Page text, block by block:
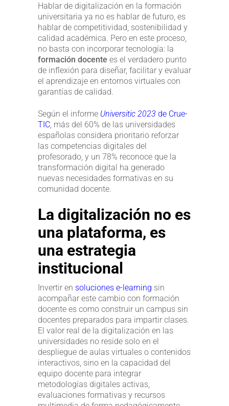
Hablar de digitalización en la formación
universitaria ya no es hablar de futuro, es
hablar de competitividad, sostenibilidad y
calidad académica. Pero en este proceso,
no basta con incorporar tecnología: la
formación docente es el verdadero punto
de inflexión para diseñar, facilitar y evaluar
el aprendizaje en entornos virtuales con
garantías de calidad.
Según el informe Universitic 2023 de Crue-
TIC, más del 60% de las universidades
españolas considera prioritario reforzar
las competencias digitales del
profesorado, y un 78% reconoce que la
transformación digital ha generado
nuevas necesidades formativas en su
comunidad docente.
La digitalización no es
una plataforma, es
una estrategia
institucional
Invertir en soluciones e-learning sin
acompañar este cambio con formación
docente es como construir un campus sin
docentes preparados para impartir clases.
El valor real de la digitalización en las
universidades no reside solo en el
despliegue de aulas virtuales o contenidos
interactivos, sino en la capacidad del
equipo docente para integrar
metodologías digitales activas,
evaluaciones formativas y recursos